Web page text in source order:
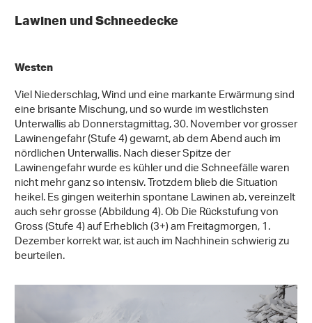
Lawinen und Schneedecke
Westen
Viel Niederschlag, Wind und eine markante Erwärmung sind
eine brisante Mischung, und so wurde im westlichsten
Unterwallis ab Donnerstagmittag, 30. November vor grosser
Lawinengefahr (Stufe 4) gewarnt, ab dem Abend auch im
nördlichen Unterwallis. Nach dieser Spitze der
Lawinengefahr wurde es kühler und die Schneefälle waren
nicht mehr ganz so intensiv. Trotzdem blieb die Situation
heikel. Es gingen weiterhin spontane Lawinen ab, vereinzelt
auch sehr grosse (Abbildung 4). Ob Die Rückstufung von
Gross (Stufe 4) auf Erheblich (3+) am Freitagmorgen, 1.
Dezember korrekt war, ist auch im Nachhinein schwierig zu
beurteilen.